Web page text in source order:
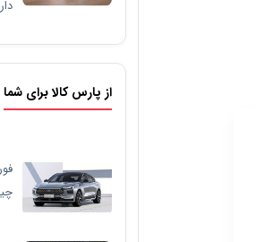
از پارس کالا برای شما